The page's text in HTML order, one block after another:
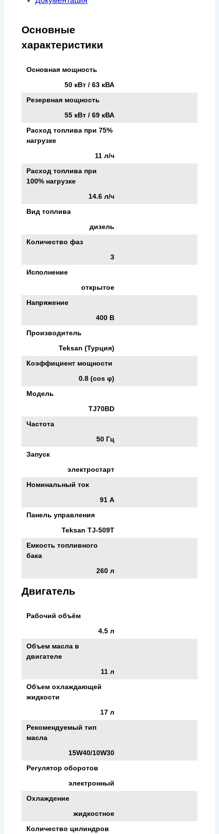
Основные
характеристики
Основная мощность
50 кВт / 63 кВА
Резервная мощность
55 кВт / 69 кВА
Расход топлива при 75%
нагрузке
11 л/ч
Расход топлива при
100% нагрузке
14.6 л/ч
Вид топлива
дизель
Количество фаз
3
Исполнение
открытое
Напряжение
400 В
Производитель
Teksan (Турция)
Коэффициент мощности
0.8 (cos φ)
Модель
TJ70BD
Частота
50 Гц
Запуск
электростарт
Номинальный ток
91 А
Панель управления
Teksan TJ-509T
Емкость топливного
бака
260 л
Двигатель
Рабочий объём
4.5 л
Объем масла в
двигателе
11 л
Объем охлаждающей
жидкости
17 л
Рекомендуемый тип
масла
15W40/10W30
Регулятор оборотов
электронный
Охлаждение
жидкостное
Количество цилиндров